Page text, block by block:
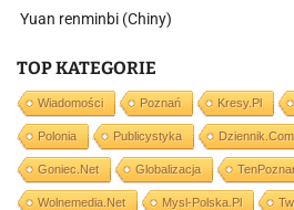
Yuan renminbi (Chiny)
TOP KATEGORIE
Wiadomości Poznań Kresy.pl
Polonia Publicystyka Dziennik.com
Goniec.net Globalizacja
Wolnemedia.net Mysl-Polska.pl